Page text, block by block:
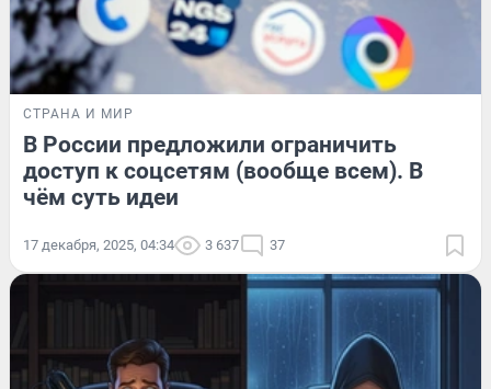
СТРАНА И МИР
В России предложили ограничить
доступ к соцсетям (вообще всем). В
чём суть идеи
17 декабря, 2025, 04:34 3 637 37